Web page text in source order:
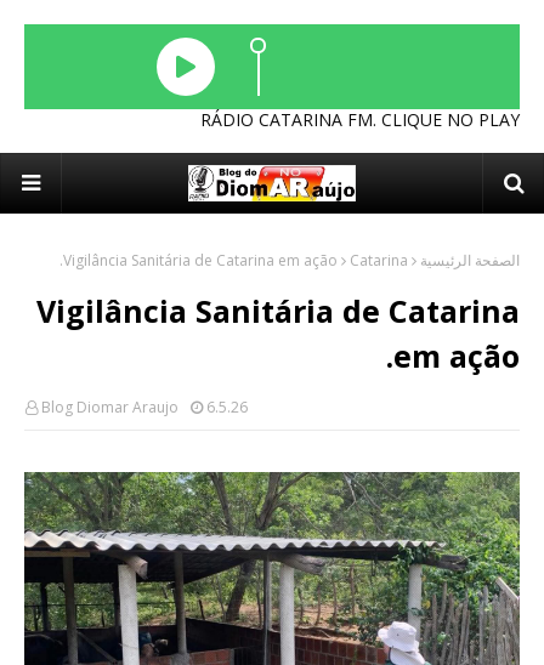
RÁDIO CATARINA FM. CLIQUE NO PLAY
الصفحة الرئيسية Catarina
Vigilância Sanitária de Catarina em ação.
Vigilância Sanitária de Catarina
em ação.
Blog Diomar Araujo 6.5.26